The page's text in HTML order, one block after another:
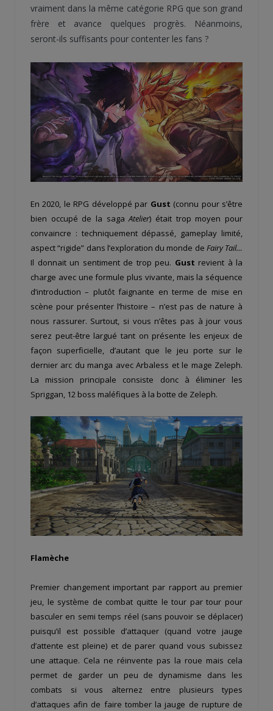
vraiment dans la même catégorie RPG que son grand
frère et avance quelques progrès. Néanmoins,
seront-ils suffisants pour contenter les fans ?
En 2020, le RPG développé par Gust (connu pour s’être
bien occupé de la sagaAtelier) était trop moyen pour
convaincre : techniquement dépassé, gameplay limité,
aspect “rigide” dans l’exploration du monde de Fairy Tail…
Il donnait un sentiment de trop peu. Gust revient à la
charge avec une formule plus vivante, mais la séquence
d’introduction – plutôt faignante en terme de mise en
scène pour présenter l’histoire – n’est pas de nature à
nous rassurer. Surtout, si vous n’êtes pas à jour vous
serez peut-être largué tant on présente les enjeux de
façon superficielle, d’autant que le jeu porte sur le
dernier arc du manga avec Arbaless et le mage Zeleph.
La mission principale consiste donc à éliminer les
Spriggan, 12 boss maléfiques à la botte de Zeleph.
Flamèche
Premier changement important par rapport au premier
jeu, le système de combat quitte le tour par tour pour
basculer en semi temps réel (sans pouvoir se déplacer)
puisqu’il est possible d’attaquer (quand votre jauge
d’attente est pleine) et de parer quand vous subissez
une attaque. Cela ne réinvente pas la roue mais cela
permet de garder un peu de dynamisme dans les
combats si vous alternez entre plusieurs types
d’attaques afin de faire tomber la jauge de rupture de